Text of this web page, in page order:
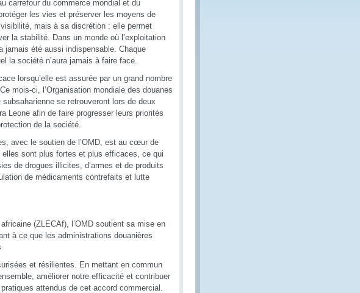
carrefour du commerce mondial et du
les vies et préserver les moyens de
mais à sa discrétion : elle permet
la stabilité. Dans un monde où l’exploitation
jamais été aussi indispensable. Chaque
la société n’aura jamais à faire face.
lorsqu’elle est assurée par un grand nombre
mois-ci, l’Organisation mondiale des douanes
se retrouveront lors de deux
Leone afin de faire progresser leurs priorités
de la société.
avec le soutien de l’OMD, est au cœur de
sont plus fortes et plus efficaces, ce qui
de drogues illicites, d’armes et de produits
de médicaments contrefaits et lutte
(ZLECAf), l’OMD soutient sa mise en
à ce que les administrations douanières
et résilientes. En mettant en commun
améliorer notre efficacité et contribuer
attendus de cet accord commercial.